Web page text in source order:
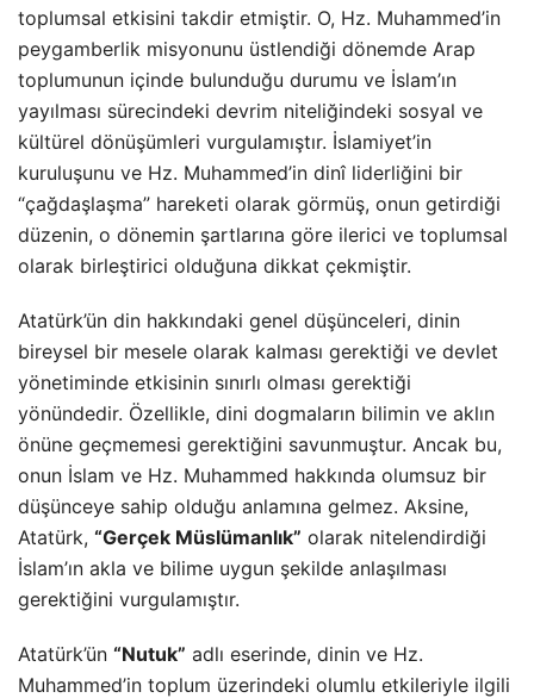
toplumsal etkisini takdir etmiştir. O, Hz. Muhammed’in
peygamberlik misyonunu üstlendiği dönemde Arap
toplumunun içinde bulunduğu durumu ve İslam’ın
yayılması sürecindeki devrim niteliğindeki sosyal ve
kültürel dönüşümleri vurgulamıştır. İslamiyet’in
kuruluşunu ve Hz. Muhammed’in dinî liderliğini bir
“çağdaşlaşma” hareketi olarak görmüş, onun getirdiği
düzenin, o dönemin şartlarına göre ilerici ve toplumsal
olarak birleştirici olduğuna dikkat çekmiştir.
Atatürk’ün din hakkındaki genel düşünceleri, dinin
bireysel bir mesele olarak kalması gerektiği ve devlet
yönetiminde etkisinin sınırlı olması gerektiği
yönündedir. Özellikle, dini dogmaların bilimin ve aklın
önüne geçmemesi gerektiğini savunmuştur. Ancak bu,
onun İslam ve Hz. Muhammed hakkında olumsuz bir
düşünceye sahip olduğu anlamına gelmez. Aksine,
Atatürk, “Gerçek Müslümanlık” olarak nitelendirdiği
İslam’ın akla ve bilime uygun şekilde anlaşılması
gerektiğini vurgulamıştır.
Atatürk’ün “Nutuk” adlı eserinde, dinin ve Hz.
Muhammed’in toplum üzerindeki olumlu etkileriyle ilgili